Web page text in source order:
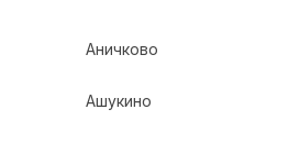
Аничково
Ашукино